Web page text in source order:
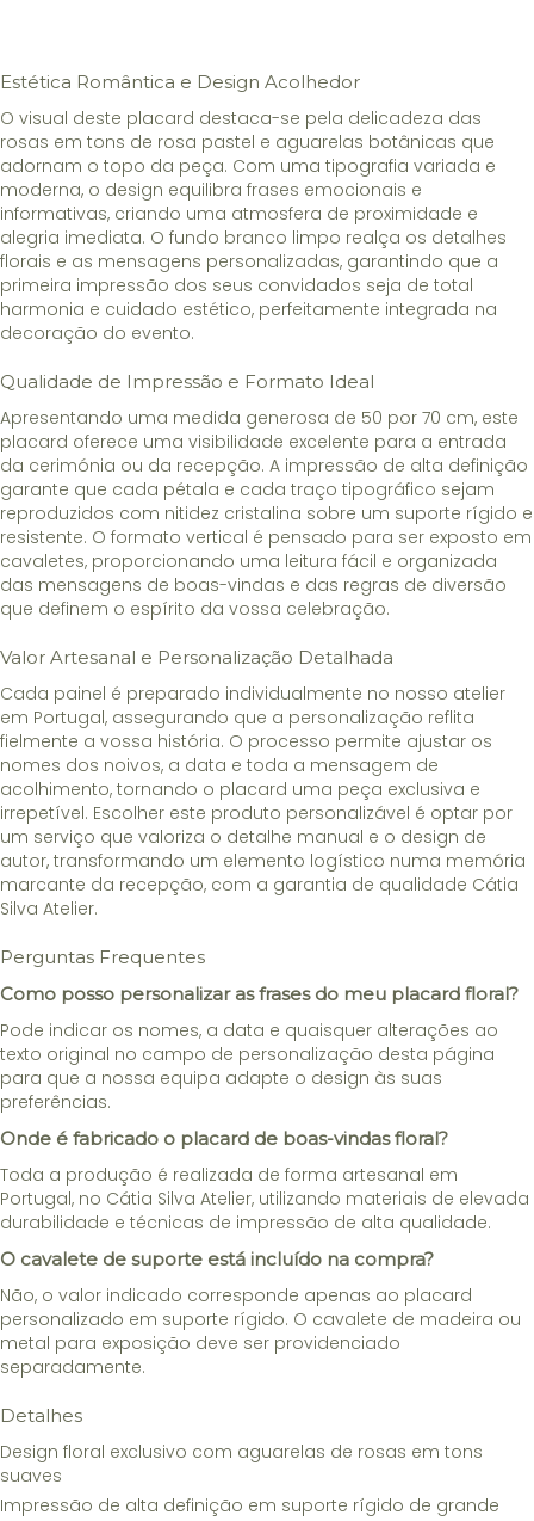
Estética Romântica e Design Acolhedor
O visual deste placard destaca-se pela delicadeza das
rosas em tons de rosa pastel e aguarelas botânicas que
adornam o topo da peça. Com uma tipografia variada e
moderna, o design equilibra frases emocionais e
informativas, criando uma atmosfera de proximidade e
alegria imediata. O fundo branco limpo realça os detalhes
florais e as mensagens personalizadas, garantindo que a
primeira impressão dos seus convidados seja de total
harmonia e cuidado estético, perfeitamente integrada na
decoração do evento.
Qualidade de Impressão e Formato Ideal
Apresentando uma medida generosa de 50 por 70 cm, este
placard oferece uma visibilidade excelente para a entrada
da cerimónia ou da recepção. A impressão de alta definição
garante que cada pétala e cada traço tipográfico sejam
reproduzidos com nitidez cristalina sobre um suporte rígido e
resistente. O formato vertical é pensado para ser exposto em
cavaletes, proporcionando uma leitura fácil e organizada
das mensagens de boas-vindas e das regras de diversão
que definem o espírito da vossa celebração.
Valor Artesanal e Personalização Detalhada
Cada painel é preparado individualmente no nosso atelier
em Portugal, assegurando que a personalização reflita
fielmente a vossa história. O processo permite ajustar os
nomes dos noivos, a data e toda a mensagem de
acolhimento, tornando o placard uma peça exclusiva e
irrepetível. Escolher este produto personalizável é optar por
um serviço que valoriza o detalhe manual e o design de
autor, transformando um elemento logístico numa memória
marcante da recepção, com a garantia de qualidade Cátia
Silva Atelier.
Perguntas Frequentes
Como posso personalizar as frases do meu placard floral?
Pode indicar os nomes, a data e quaisquer alterações ao
texto original no campo de personalização desta página
para que a nossa equipa adapte o design às suas
preferências.
Onde é fabricado o placard de boas-vindas floral?
Toda a produção é realizada de forma artesanal em
Portugal, no Cátia Silva Atelier, utilizando materiais de elevada
durabilidade e técnicas de impressão de alta qualidade.
O cavalete de suporte está incluído na compra?
Não, o valor indicado corresponde apenas ao placard
personalizado em suporte rígido. O cavalete de madeira ou
metal para exposição deve ser providenciado
separadamente.
Detalhes
Design floral exclusivo com aguarelas de rosas em tons
suaves
Impressão de alta definição em suporte rígido de grande